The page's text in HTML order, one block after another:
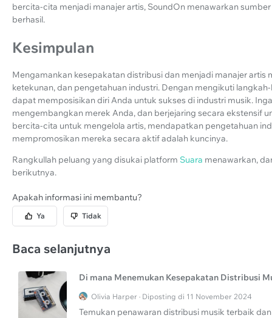
bercita-cita menjadi manajer artis, SoundOn menawarkan
berhasil.
Kesimpulan
Mengamankan kesepakatan distribusi dan menjadi manajer
ketekunan, dan pengetahuan industri. Dengan mengikuti
dapat memposisikan diri Anda untuk sukses di industri musik.
mengembangkan merek Anda, dan berjejaring secara ekstensif
bercita-cita untuk mengelola artis, mendapatkan pengetahuan
mempromosikan mereka secara aktif adalah kuncinya.
Rangkullah peluang yang disukai platform Suara menawarkan,
berikutnya.
Apakah informasi ini membantu?
Ya Tidak
Baca selanjutnya
Di mana Menemukan Kesepakatan Distribusi
Olivia Harper · Diposting di 11 November 2024
Temukan penawaran distribusi musik terbaik